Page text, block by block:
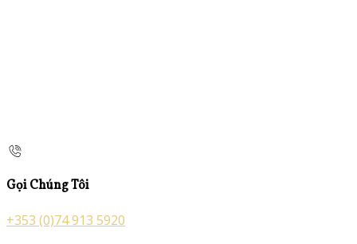
Gọi Chúng Tôi
+353 (0)74 913 5920